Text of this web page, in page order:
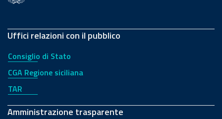
Uffici relazioni con il pubblico
Consiglio di Stato
CGA Regione siciliana
TAR
Amministrazione trasparente